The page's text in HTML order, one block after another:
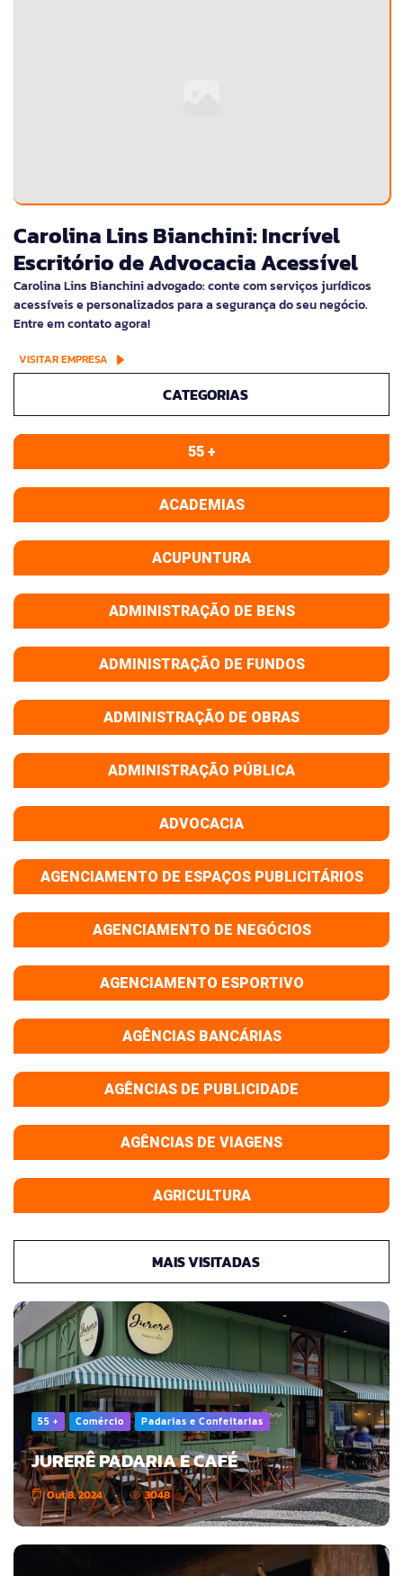
Carolina Lins Bianchini: Incrível
Escritório de Advocacia Acessível
Carolina Lins Bianchini advogado: conte com serviços jurídicos
acessíveis e personalizados para a segurança do seu negócio.
Entre em contato agora!
VISITAR EMPRESA
CATEGORIAS
55 +
ACADEMIAS
ACUPUNTURA
ADMINISTRAÇÃO DE BENS
ADMINISTRAÇÃO DE FUNDOS
ADMINISTRAÇÃO DE OBRAS
ADMINISTRAÇÃO PÚBLICA
ADVOCACIA
AGENCIAMENTO DE ESPAÇOS PUBLICITÁRIOS
AGENCIAMENTO DE NEGÓCIOS
AGENCIAMENTO ESPORTIVO
AGÊNCIAS BANCÁRIAS
AGÊNCIAS DE PUBLICIDADE
AGÊNCIAS DE VIAGENS
AGRICULTURA
MAIS VISITADAS
55 + Comércio Padarias e Confeitarias
JURERÊ PADARIA E CAFÉ
Out 8, 2024 3048